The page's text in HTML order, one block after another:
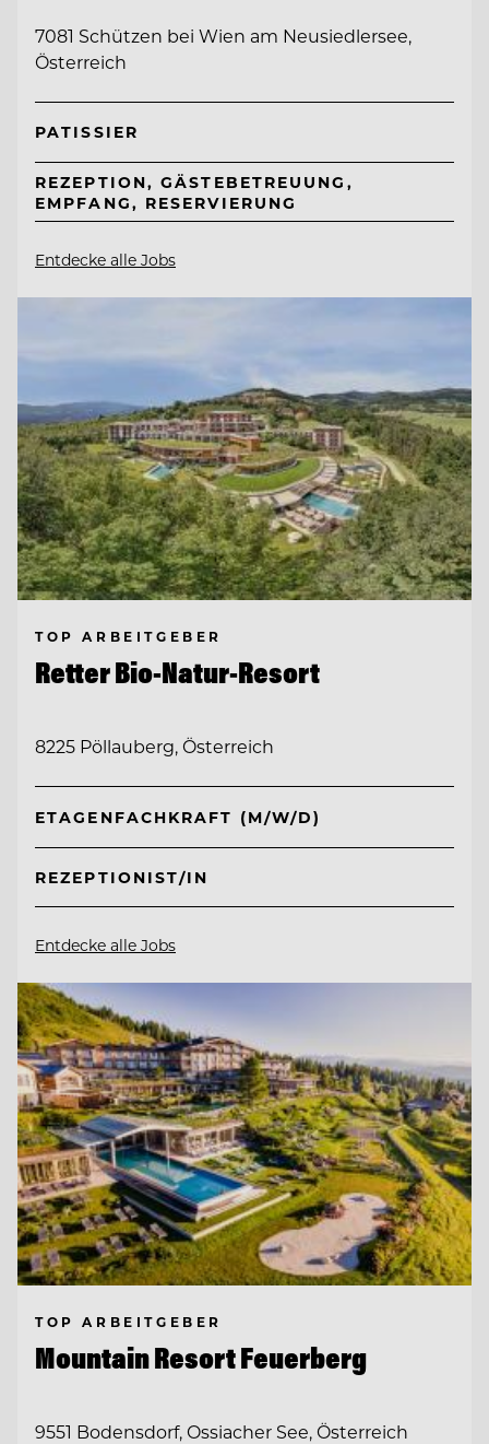
7081 Schützen bei Wien am Neusiedlersee,
Österreich
PATISSIER
REZEPTION, GÄSTEBETREUUNG,
EMPFANG, RESERVIERUNG
Entdecke alle Jobs
TOP ARBEITGEBER
Retter Bio-Natur-Resort
8225 Pöllauberg, Österreich
ETAGENFACHKRAFT (M/W/D)
REZEPTIONIST/IN
Entdecke alle Jobs
TOP ARBEITGEBER
Mountain Resort Feuerberg
9551 Bodensdorf, Ossiacher See, Österreich